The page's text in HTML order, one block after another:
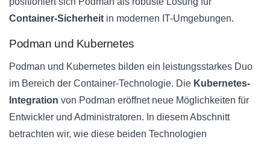
Container-Sicherheit in modernen IT-Umgebungen.
Podman und Kubernetes
Podman und Kubernetes bilden ein leistungsstarkes Duo
im Bereich der Container-Technologie. Die Kubernetes-
Integration von Podman eröffnet neue Möglichkeiten für
Entwickler und Administratoren. In diesem Abschnitt
betrachten wir, wie diese beiden Technologien